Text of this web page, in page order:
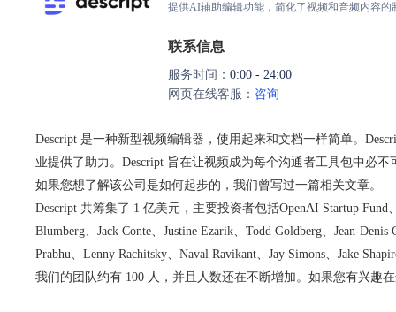
提供AI辅助编辑功能，简化了视频和音频内容
联系信息
服务时间： 0:00 - 24:00
网页在线客服： 咨询
Descript 是一种新型视频编辑器，使用起来和文档一样简单。
业提供了助力。Descript 旨在让视频成为每个沟通者工具包中必
如果您想了解该公司是如何起步的， 我们曾写过一篇相关文章。
Descript 共筹集了 1 亿美元，主要投资者包括OpenAI Startup Fund
Blumberg、Jack Conte、Justine Ezarik、Todd Goldberg、Jean-
Prabhu、Lenny Rachitsky、Naval Ravikant、Jay Simons、Jake
我们的团队约有 100 人，并且人数还在不断增加。如果您有兴趣